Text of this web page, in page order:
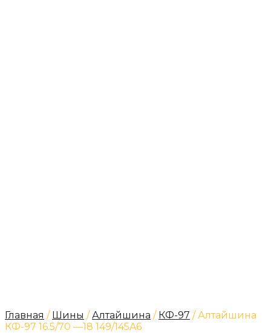
Главная / Шины /Алтайшина / КФ-97 / Алтайшина
КФ-97 16.5/70 —18 149/145A6